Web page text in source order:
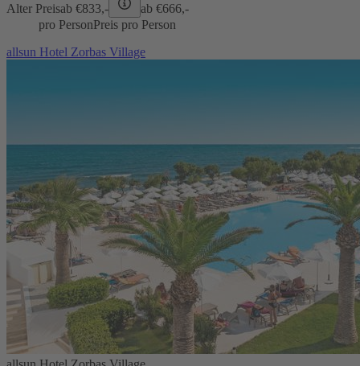
Alter Preisab €833,- ab €666,-
pro PersonPreis pro Person
allsun Hotel Zorbas Village